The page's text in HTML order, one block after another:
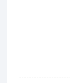
Kiểu dáng
khiển màn
Nồi cơm điện
lãm, dễ